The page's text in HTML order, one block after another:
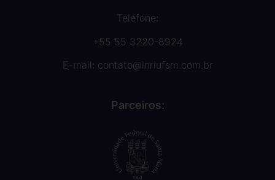
Telefone:
+55 55 3220-8924
E-mail: contato@inriufsm.com.br
Parceiros: